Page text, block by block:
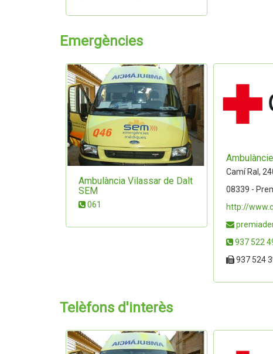
Emergències
Ambulància Vilassar de Dalt
SEM
061
Camí Ral,
08339 -
http://
937 522
937 524
Telèfons d'interès